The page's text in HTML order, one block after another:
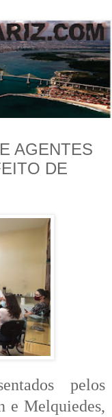
AGENTES
DE
pelos
e Melquiedes,